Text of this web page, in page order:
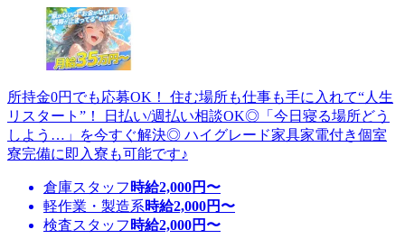
所持金0円でも応募OK！ 住む場所も仕事も手に入れて“人生
リスタート”！ 日払い/週払い相談OK◎「今日寝る場所どう
しよう…」を今すぐ解決◎ ハイグレード家具家電付き個室
寮完備に即入寮も可能です♪
倉庫スタッフ 時給2,000円〜
軽作業・製造系時給2,000円〜
検査スタッフ 時給2,000円〜